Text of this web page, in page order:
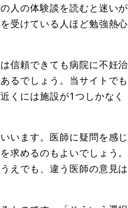
人の体験談を読むと迷いが
受けている人ほど勉強熱心
信頼できても病院に不妊治
るでしょう。当サイトでも
くには施設が1つしかなく
います。医師に疑問を感じ
求めるのもよいでしょう。
えでも、違う医師の意見は